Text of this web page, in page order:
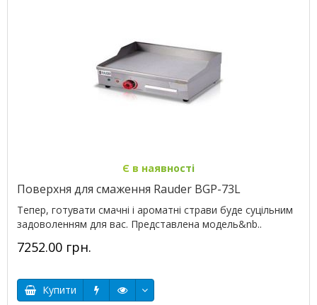
Є в наявності
Поверхня для смаження Rauder BGP-73L
Тепер, готувати смачні і ароматні страви буде суцільним
задоволенням для вас. Представлена модель&nb..
7252.00 грн.
Купити